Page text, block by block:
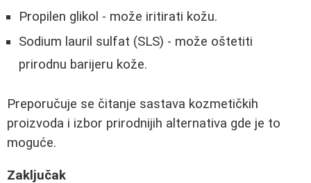
Propilen glikol - može iritirati kožu.
Sodium lauril sulfat (SLS) - može oštetiti
prirodnu barijeru kože.
Preporučuje se čitanje sastava kozmetičkih
proizvoda i izbor prirodnijih alternativa gde je to
moguće.
Zaključak